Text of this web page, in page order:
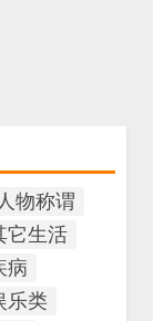
人物称谓
它生活
病
乐类